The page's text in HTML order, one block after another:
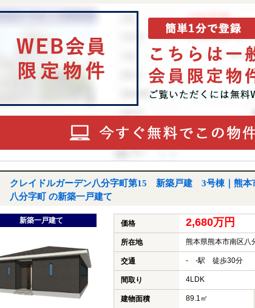
クレイドルガーデン八分字町第15 新築戸建 3号棟｜熊本
八分字町 の新築一戸建て
新築一戸建て 価格 2,680万円
所在地 熊本県熊本市南区八
交通 - -駅 徒歩30分
間取り 4LDK
建物面積 89.1㎡